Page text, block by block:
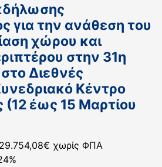
για την ανάθεση του
χώρου και
στην 31η
Διεθνές
Κέντρο
(12 έως 15 Μαρτίου
χωρίς ΦΠΑ